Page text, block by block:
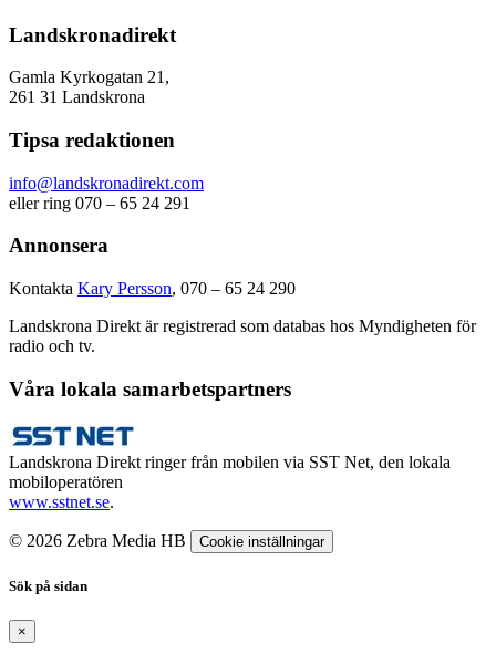
Landskronadirekt
Gamla Kyrkogatan 21,
261 31 Landskrona
Tipsa redaktionen
info@landskronadirekt.com
eller ring 070 – 65 24 291
Annonsera
Kontakta Kary Persson, 070 – 65 24 290
Landskrona Direkt är registrerad som databas hos Myndigheten för
radio och tv.
Våra lokala samarbetspartners
Landskrona Direkt ringer från mobilen via SST Net, den lokala
mobiloperatören
www.sstnet.se.
© 2026 Zebra Media HB Cookie inställningar
Sök på sidan
×